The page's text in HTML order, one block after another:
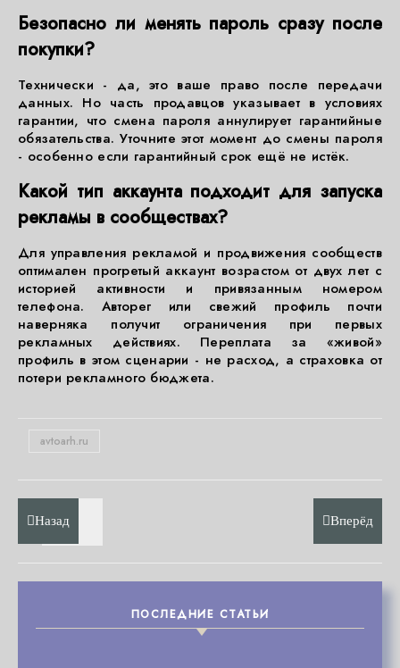
Безопасно ли менять пароль сразу после
покупки?
Технически - да, это ваше право после передачи
данных. Но часть продавцов указывает в условиях
гарантии, что смена пароля аннулирует гарантийные
обязательства. Уточните этот момент до смены пароля
- особенно если гарантийный срок ещё не истёк.
Какой тип аккаунта подходит для запуска
рекламы в сообществах?
Для управления рекламой и продвижения сообществ
оптимален прогретый аккаунт возрастом от двух лет с
историей активности и привязанным номером
телефона. Авторег или свежий профиль почти
наверняка получит ограничения при первых
рекламных действиях. Переплата за «живой»
профиль в этом сценарии - не расход, а страховка от
потери рекламного бюджета.
avtoarh.ru
Назад Вперёд
ПОСЛЕДНИЕ СТАТЬИ